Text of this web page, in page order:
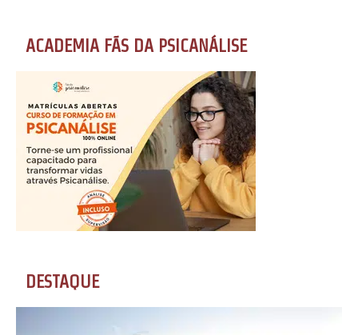
ACADEMIA FÃS DA PSICANÁLISE
DESTAQUE